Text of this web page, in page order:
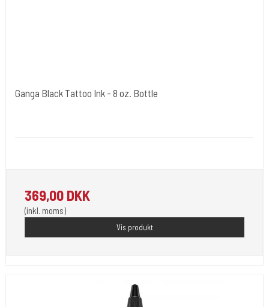
Ganga Black Tattoo Ink - 8 oz. Bottle
369,00 DKK
(inkl. moms)
Vis produkt